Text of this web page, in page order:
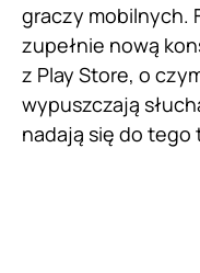
graczy mobilnych.
zupełnie nową
z Play Store, o
wypuszczają
nadają się do tego